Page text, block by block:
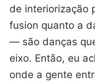
de interiorização
fusion quanto a
— são danças
eixo. Então, eu
onde a gente